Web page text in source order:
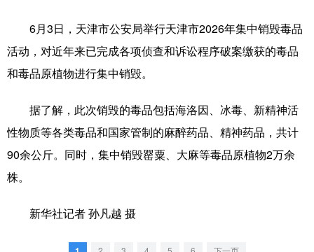
彩票 娱乐 时尚 悦读
公益 一带一路 亚太网 上市公司
地方频道
6月3日，天津市公安局举行天津市2026年集中销毁毒品
活动，对近年来已完成各项侦查和诉讼程序破案缴获的毒品
和毒品原植物进行集中销毁。
据了解，此次销毁的毒品包括海洛因、冰毒、新精神活
性物质等各类毒品和国家管制的麻醉药品、精神药品，共计
90余公斤。同时，集中销毁罂粟、大麻等毒品原植物2万余
株。
新华社记者 孙凡越 摄